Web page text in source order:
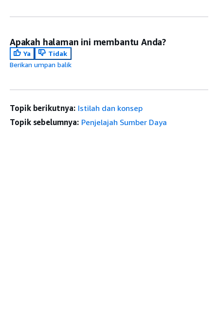
Apakah halaman ini membantu Anda?
Ya
Tidak
Berikan umpan balik
Topik berikutnya: Istilah dan konsep
Topik sebelumnya: Penjelajah Sumber Daya